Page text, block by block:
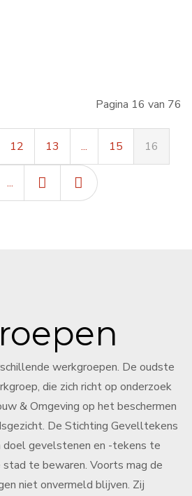
Pagina 16 van 76
12 13 ... 15 16
...
werkgroepen. De oudste
die zich richt op onderzoek
& Omgeving op het beschermen
De Stichting Gevelltekens
gevelstenen en -tekens te
te bewaren. Voorts mag de
niet onvermeld blijven. Zij